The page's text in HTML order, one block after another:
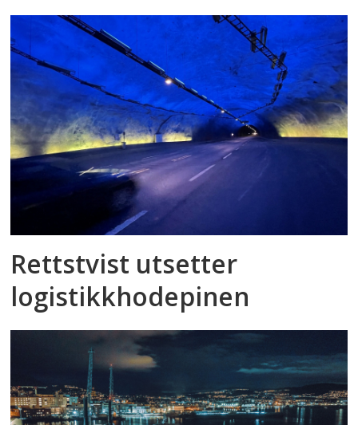
Rettstvist utsetter
logistikkhodepinen